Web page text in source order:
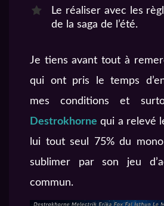
Le réaliser avec les
de la saga de l’été.
Je tiens avant tout à
qui ont pris le temps
mes conditions et
Destrokhorne qui a relevé
lui tout seul 75% du
sublimer par son jeu
commun.